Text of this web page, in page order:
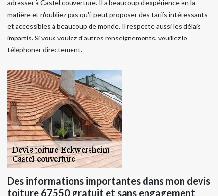
adresser à Castel couverture. Il a beaucoup d'expérience en la
matière et n'oubliez pas qu'il peut proposer des tarifs intéressants
et accessibles à beaucoup de monde. Il respecte aussi les délais
impartis. Si vous voulez d'autres renseignements, veuillez le
téléphoner directement.
Des informations importantes dans mon devis
toiture 67550 gratuit et sans engagement